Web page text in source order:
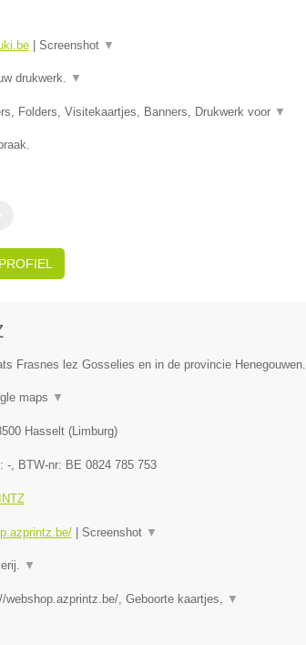
| Screenshot ▼
drukwerk. ▼
Folders, Visitekaartjes, Banners, Drukwerk voor ▼
Frasnes lez Gosselies en in de provincie Henegouwen.
maps ▼
Hasselt(Limburg)
-, BTW-nr: BE 0824 785 753
| Screenshot ▼
▼
webshop.azprintz.be/, Geboorte kaartjes, ▼